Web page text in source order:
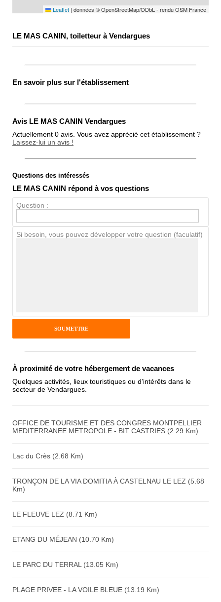
Leaflet | données © OpenStreetMap/ODbL - rendu OSM France
LE MAS CANIN, toiletteur à Vendargues
En savoir plus sur l'établissement
Avis LE MAS CANIN Vendargues
Actuellement 0 avis. Vous avez apprécié cet établissement ?
Laissez-lui un avis !
Note globale
Antispam - Combien font 7x4 (en
chiffres) :
Questions des intéressés
LE MAS CANIN répond à vos questions
Question :
Si besoin, vous pouvez développer votre question (faculatif)
À proximité de votre hébergement de vacances
Quelques activités, lieux touristiques ou d'intérêts dans le
secteur de Vendargues.
OFFICE DE TOURISME ET DES CONGRES MONTPELLIER
MEDITERRANEE METROPOLE - BIT CASTRIES (2.29 Km)
Lac du Crès (2.68 Km)
TRONÇON DE LA VIA DOMITIA À CASTELNAU LE LEZ (5.68
Km)
LE FLEUVE LEZ (8.71 Km)
ETANG DU MÉJEAN (10.70 Km)
LE PARC DU TERRAL (13.05 Km)
PLAGE PRIVEE - LA VOILE BLEUE (13.19 Km)